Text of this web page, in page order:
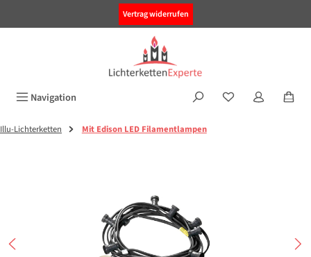
Vertrag widerrufen
Navigation
Illu-Lichterketten Mit Edison LED Filamentlampen